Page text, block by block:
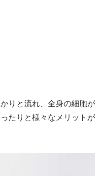
りと流れ、全身の細胞が
たりと様々なメリットが